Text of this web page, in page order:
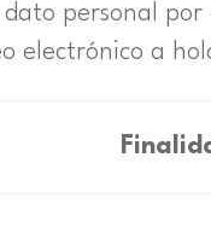
personal
electrónico a